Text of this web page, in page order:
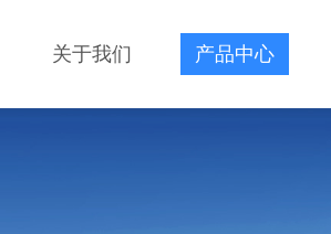
关于我们 产品中心